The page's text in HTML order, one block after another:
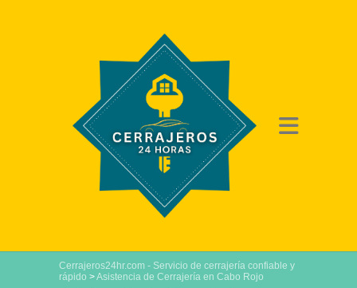
Cerrajeros24hr.com - Servicio de cerrajería confiable y
rápido >Asistencia de Cerrajería en Cabo Rojo